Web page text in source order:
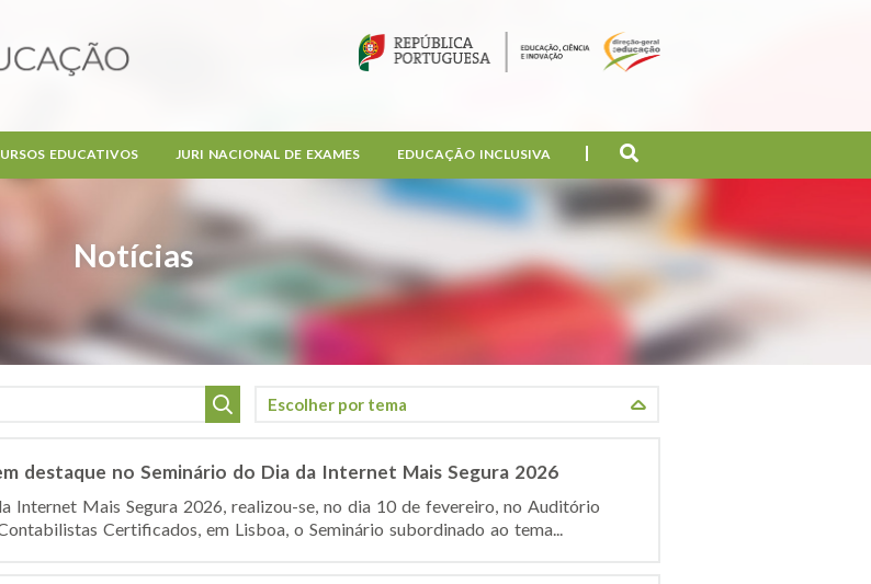
Notícias
EDUCATIVOS JURI NACIONAL DE EXAMES EDUCAÇÃO INCLUSIVA
destaque no Seminário do Dia da Internet Mais Segura 2026
Internet Mais Segura 2026, realizou-se, no dia 10 de fevereiro, no Auditório
Certificados, em Lisboa, o Seminário subordinado ao tema...